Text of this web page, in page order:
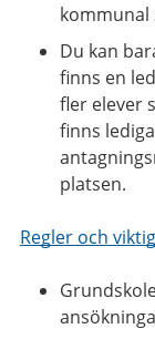
kommunal
Du kan
finns en
fler elever
finns
platsen.
Regler och